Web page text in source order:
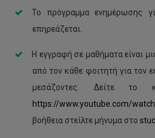
Το πρόγραμμα ενημέρωσης
επηρεάζεται.
Η εγγραφή σε μαθήματα είναι
από τον κάθε φοιτητή για τον
μεσάζοντες. Δείτε το
https://www.youtube.com/
βοήθεια στείλτε μήνυμα στο